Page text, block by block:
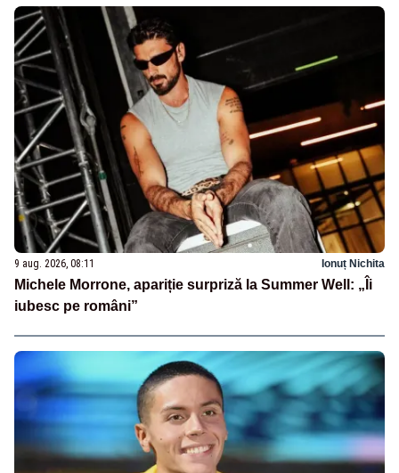
9 aug. 2026, 08:11 Ionuț Nichita
Michele Morrone, apariție surpriză la Summer Well: „Îi
iubesc pe români”